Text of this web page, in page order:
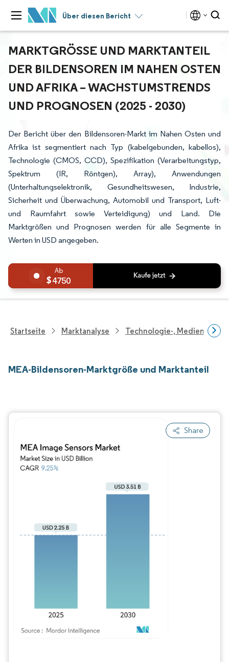
Über diesen Bericht
MARKTGRÖSSE UND MARKTANTEIL D
ER BILDENSOREN IM NAHEN OSTEN U
ND AFRIKA – WACHSTUMSTRENDS U
ND PROGNOSEN (2025 - 2030)
Der Bericht über den Bildensoren-Markt im Nahen Osten und
Afrika ist segmentiert nach Typ (kabelgebunden, kabellos),
Technologie (CMOS, CCD), Spezifikation (Verarbeitungstyp,
Spektrum (IR, Röntgen), Array), Anwendungen
(Unterhaltungselektronik, Gesundheitswesen, Industrie,
Sicherheit und Überwachung, Automobil und Transport, Luft-
und Raumfahrt sowie Verteidigung) und Land. Die
Marktgrößen und Prognosen werden für alle Segmente in
Werten in USD angegeben.
4750
Startseite Marktanalyse Technologie-, Medien- Und
MEA-Bildensoren-Marktgröße und Marktanteil
Share